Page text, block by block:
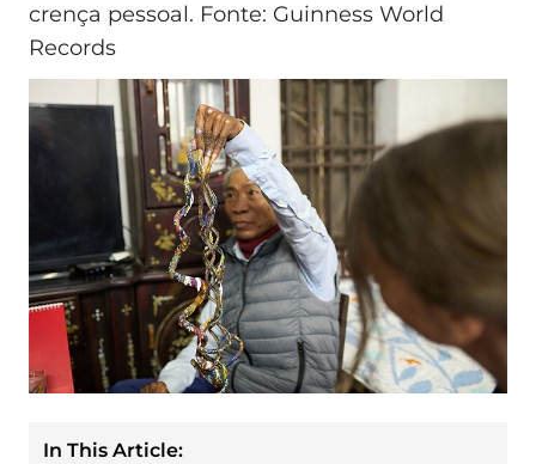
crença pessoal. Fonte: Guinness World
Records
In This Article: